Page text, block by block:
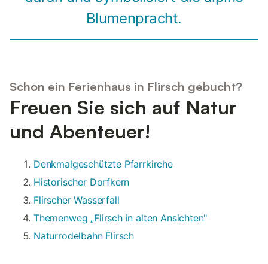
Blumenpracht.
Schon ein Ferienhaus in Flirsch gebucht?
Freuen Sie sich auf Natur
und Abenteuer!
Denkmalgeschützte Pfarrkirche
Historischer Dorfkern
Flirscher Wasserfall
Themenweg „Flirsch in alten Ansichten"
Naturrodelbahn Flirsch